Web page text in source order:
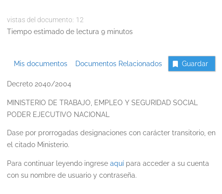
vistas del documento: 12
Tiempo estimado de lectura 9 minutos
Mis documentos Documentos Relacionados Guardar
Decreto 2040/2004
MINISTERIO DE TRABAJO, EMPLEO Y SEGURIDAD SOCIAL
PODER EJECUTIVO NACIONAL
Dase por prorrogadas designaciones con carácter transitorio, en
el citado Ministerio.
Para continuar leyendo ingrese aquípara acceder a su cuenta
con su nombre de usuario y contraseña.